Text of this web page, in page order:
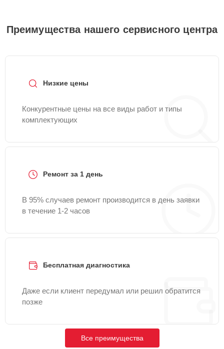
Преимущества нашего сервисного центра
Низкие цены
Конкурентные цены на все виды работ и типы
комплектующих
Ремонт за 1 день
В 95% случаев ремонт производится в день заявки
в течение 1-2 часов
Бесплатная диагностика
Даже если клиент передумал или решил обратится
позже
Все преимущества